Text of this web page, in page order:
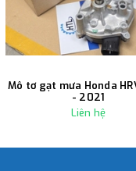
Mô tơ gạt mưa Honda
- 2021
Liên hệ